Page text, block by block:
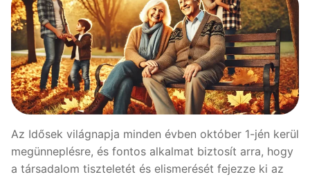
Az Idősek világnapja minden évben október 1-jén kerül
megünneplésre, és fontos alkalmat biztosít arra, hogy
a társadalom tiszteletét és elismerését fejezze ki az